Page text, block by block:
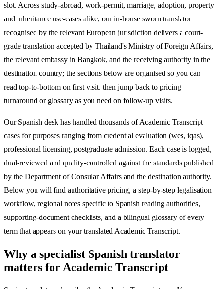
slot. Across study-abroad, work-permit, marriage, adoption, property
and inheritance use-cases alike, our in-house sworn translator
recognised by the relevant European jurisdiction delivers a court-
grade translation accepted by Thailand's Ministry of Foreign Affairs,
the relevant embassy in Bangkok, and the receiving authority in the
destination country; the sections below are organised so you can
read top-to-bottom on first visit, then jump back to pricing,
turnaround or glossary as you need on follow-up visits.
Our Spanish desk has handled thousands of Academic Transcript
cases for purposes ranging from credential evaluation (wes, iqas),
professional licensing, postgraduate admission. Each case is logged,
dual-reviewed and quality-controlled against the standards published
by the Department of Consular Affairs and the destination authority.
Below you will find authoritative pricing, a step-by-step legalisation
workflow, regional notes specific to Spanish reading authorities,
supporting-document checklists, and a bilingual glossary of every
term that appears on your translated Academic Transcript.
Why a specialist Spanish translator
matters for Academic Transcript